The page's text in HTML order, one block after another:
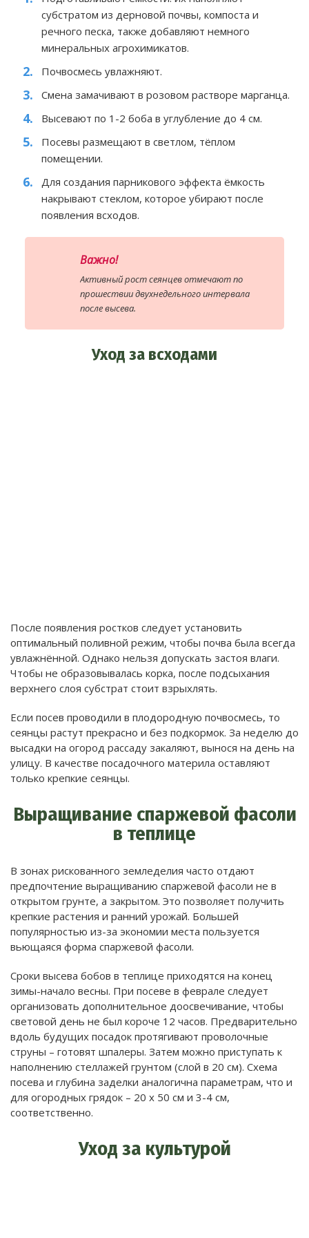
субстратом из дерновой почвы, компоста и
речного песка, также добавляют немного
минеральных агрохимикатов.
Почвосмесь увлажняют.
Смена замачивают в розовом растворе марганца.
Высевают по 1-2 боба в углубление до 4 см.
Посевы размещают в светлом, тёплом
помещении.
Для создания парникового эффекта ёмкость
накрывают стеклом, которое убирают после
появления всходов.
Важно!
Активный рост сеянцев отмечают по
прошествии двухнедельного интервала
после высева.
Уход за всходами
После появления ростков следует установить
оптимальный поливной режим, чтобы почва была всегда
увлажнённой. Однако нельзя допускать застоя влаги.
Чтобы не образовывалась корка, после подсыхания
верхнего слоя субстрат стоит взрыхлять.
Если посев проводили в плодородную почвосмесь, то
сеянцы растут прекрасно и без подкормок. За неделю до
высадки на огород рассаду закаляют, вынося на день на
улицу. В качестве посадочного материла оставляют
только крепкие сеянцы.
Выращивание спаржевой фасоли
в теплице
В зонах рискованного земледелия часто отдают
предпочтение выращиванию спаржевой фасоли не в
открытом грунте, а закрытом. Это позволяет получить
крепкие растения и ранний урожай. Большей
популярностью из-за экономии места пользуется
вьющаяся форма спаржевой фасоли.
Сроки высева бобов в теплице приходятся на конец
зимы-начало весны. При посеве в феврале следует
организовать дополнительное доосвечивание, чтобы
световой день не был короче 12 часов. Предварительно
вдоль будущих посадок протягивают проволочные
струны – готовят шпалеры. Затем можно приступать к
наполнению стеллажей грунтом (слой в 20 см). Схема
посева и глубина заделки аналогична параметрам, что и
для огородных грядок – 20 х 50 см и 3-4 см,
соответственно.
Уход за культурой